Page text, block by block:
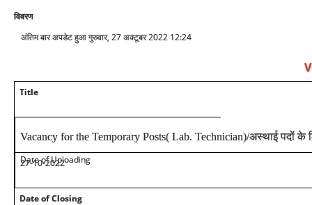
विवरण
अंतिम बार अपडेट हुआ गुरुवार, 27 अक्टूबर 2022 12:24
Title
Vacancy for the Temporary Posts( Lab. Technician)/अस्थाई पदों के
Date of Uploading
27-10-2022
Date of Closing